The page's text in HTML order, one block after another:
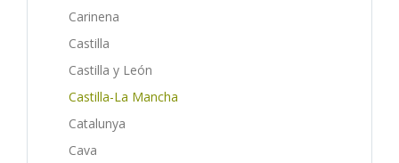
Carinena
Castilla
Castilla y León
Castilla-La Mancha
Catalunya
Cava